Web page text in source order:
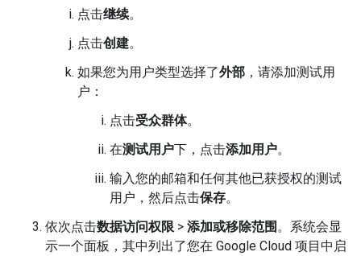
点击继续。
点击创建。
如果您为用户类型选择了外部 ，请添加测试用
户：
点击受众群体。
在测试用户下，点击添加用户。
输入您的邮箱和任何其他已获授权的测试
用户，然后点击保存。
依次点击数据访问权限 > 添加或移除范围 。系统会显
示一个面板，其中列出了您在 Google Cloud 项目中启